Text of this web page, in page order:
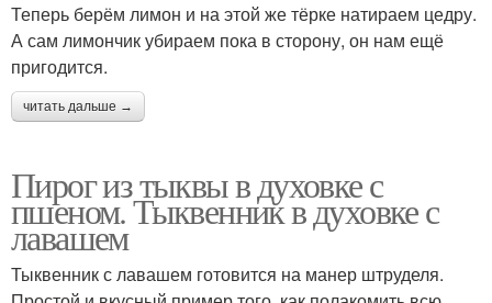
Теперь берём лимон и на этой же тёрке натираем цедру.
А сам лимончик убираем пока в сторону, он нам ещё
пригодится.
читать дальше →
Пирог из тыквы в духовке с
пшеном. Тыквенник в духовке с
лавашем
Тыквенник с лавашем готовится на манер штруделя.